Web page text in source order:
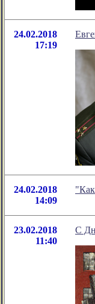
24.02.2018
17:19
24.02.2018
14:09
23.02.2018
11:40
С